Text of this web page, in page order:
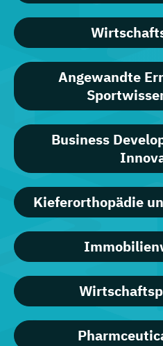
Angewandte
Business
Kieferorthopädie